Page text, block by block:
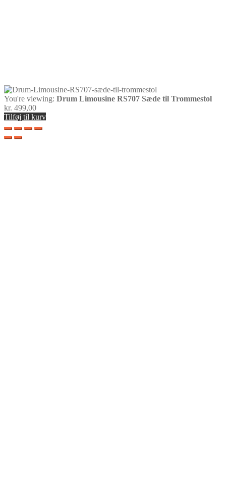
You're viewing: Drum Limousine RS707 Sæde til Trommestol
kr. 499,00
Tilføj til kurv